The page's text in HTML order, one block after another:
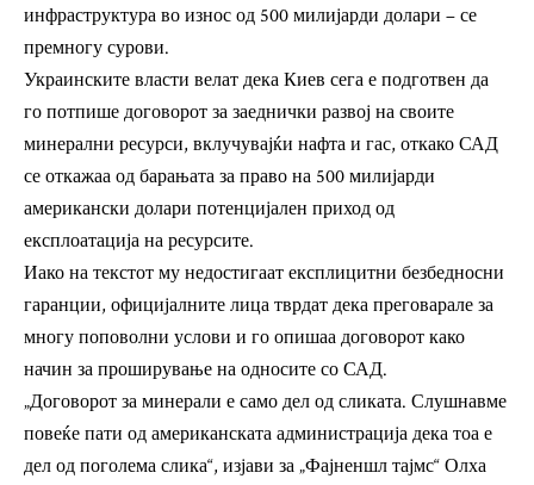
инфраструктура во износ од 500 милијарди долари – се
премногу сурови.
Украинските власти велат дека Киев сега е подготвен да
го потпише договорот за заеднички развој на своите
минерални ресурси, вклучувајќи нафта и гас, откако САД
се откажаа од барањата за право на 500 милијарди
американски долари потенцијален приход од
експлоатација на ресурсите.
Иако на текстот му недостигаат експлицитни безбедносни
гаранции, официјалните лица тврдат дека преговарале за
многу поповолни услови и го опишаа договорот како
начин за проширување на односите со САД.
„Договорот за минерали е само дел од сликата. Слушнавме
повеќе пати од американската администрација дека тоа е
дел од поголема слика“, изјави за „Фајненшл тајмс“ Олха